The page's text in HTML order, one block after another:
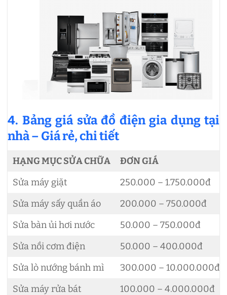
4. Bảng giá sửa đồ điện gia dụng tại
nhà – Giá rẻ, chi tiết
HẠNG MỤC SỬA CHỮA
ĐƠN GIÁ
Sửa máy giặt
250.000 – 1.750.000đ
Sửa máy sấy quần áo
200.000 – 750.000đ
Sửa bàn ủi hơi nước
50.000 – 750.000đ
Sửa nồi cơm điện
50.000 – 400.000đ
Sửa lò nướng bánh mì
300.000 – 10.000.000đ
Sửa máy rửa bát
100.000 – 4.000.000đ